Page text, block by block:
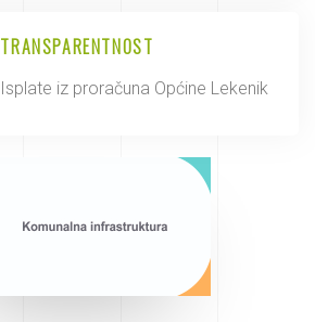
TRANSPARENTNOST
Isplate iz proračuna Općine Lekenik